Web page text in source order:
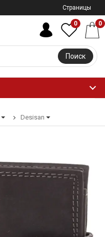
Страницы
Поиск
0 0
Desisan